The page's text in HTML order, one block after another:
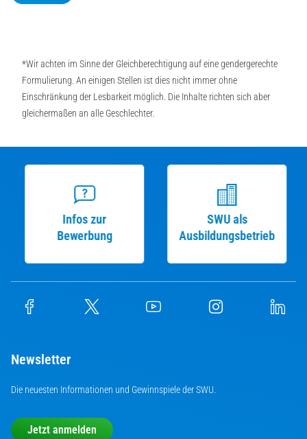
*Wir achten im Sinne der Gleichberechtigung auf eine gendergerechte
Formulierung. An einigen Stellen ist dies nicht immer ohne
Einschränkung der Lesbarkeit möglich. Die Inhalte richten sich aber
gleichermaßen an alle Geschlechter.
Infos zur
Bewerbung
SWU als
Ausbildungsbetrieb
Newsletter
Die neuesten Informationen und Gewinnspiele der SWU.
Jetzt anmelden